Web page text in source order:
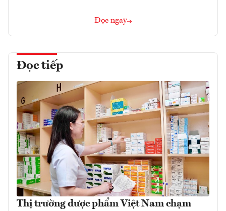
Đọc ngay
Đọc tiếp
Thị trường dược phẩm Việt Nam chạm